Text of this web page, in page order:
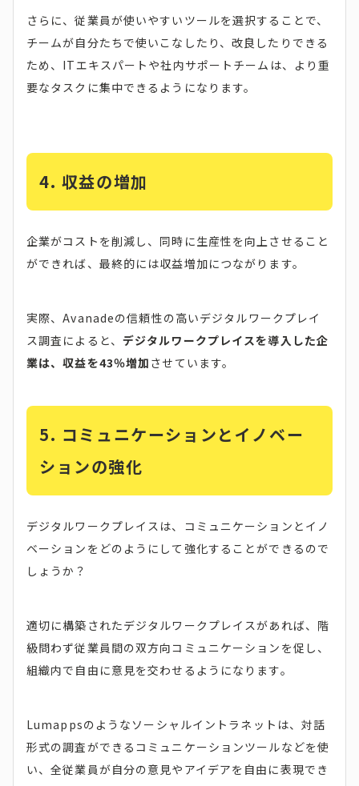
さらに、従業員が使いやすいツールを選択することで、
チームが自分たちで使いこなしたり、改良したりできる
ため、ITエキスパートや社内サポートチームは、より重
要なタスクに集中できるようになります。
4. 収益の増加
企業がコストを削減し、同時に生産性を向上させること
ができれば、最終的には収益増加につながります。
実際、Avanadeの信頼性の高いデジタルワークプレイ
ス調査によると、 デジタルワークプレイスを導入した企
業は、収益を43％増加 させています。
5. コミュニケーションとイノベー
ションの強化
デジタルワークプレイスは、コミュニケーションとイノ
ベーションをどのようにして強化することができるので
しょうか？
適切に構築されたデジタルワークプレイスがあれば、階
級問わず従業員間の双方向コミュニケーションを促し、
組織内で自由に意見を交わせるようになります。
Lumappsのようなソーシャルイントラネットは、対話
形式の調査ができるコミュニケーションツールなどを使
い、全従業員が自分の意見やアイデアを自由に表現でき